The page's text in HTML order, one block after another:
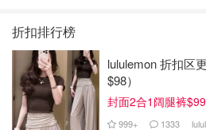
Adam Elliott于2020年8月开始在
作。
Elliott说，他在Epic的第二天就发
折扣排行榜
lululemon 折扣区
$98）
封面2合1阔腿裤$99
999+ 1333